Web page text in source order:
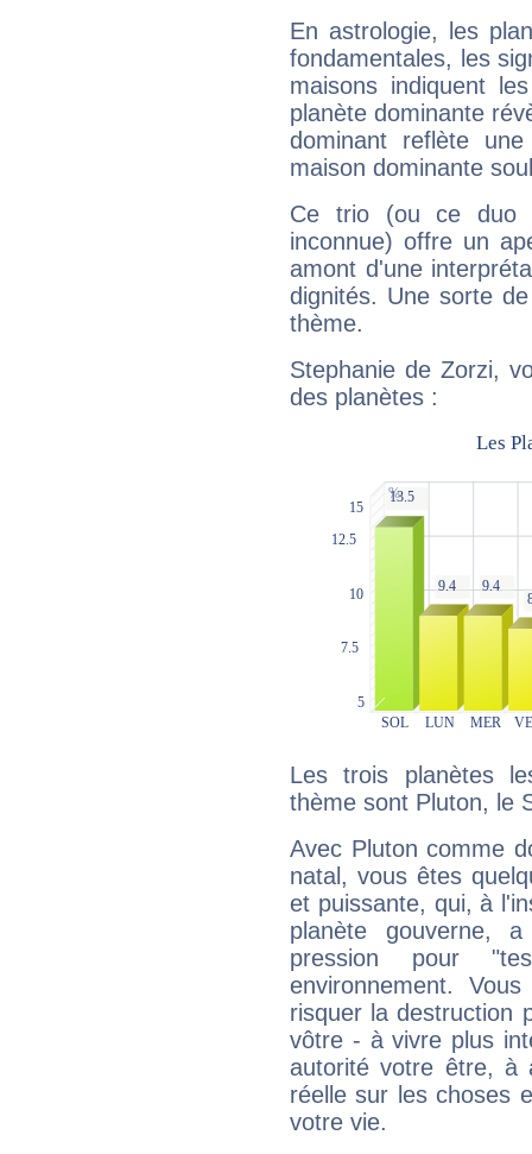
En astrologie, les
fondamentales, les
maisons indiquent
planète dominante
dominant reflète
maison dominante
Ce trio (ou ce duo
inconnue) offre un
amont d'une
dignités. Une sorte
thème.
Stephanie de Zorzi,
des planètes :
Les trois planètes
thème sont Pluton, le
Avec Pluton comme
natal, vous êtes
et puissante, qui, à
planète gouverne,
pression pour
environnement.
risquer la destruction
vôtre - à vivre plus
autorité votre être, à
réelle sur les choses
votre vie.